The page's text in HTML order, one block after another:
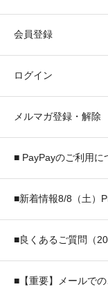
会員登録
ログイン
メルマガ登録・解除
■ PayPayのご利用に
■新着情報8/8（土）
■良くあるご質問（
■【重要】メールで